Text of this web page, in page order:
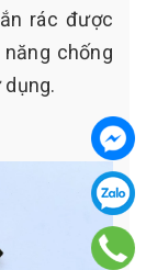
rác được
chống